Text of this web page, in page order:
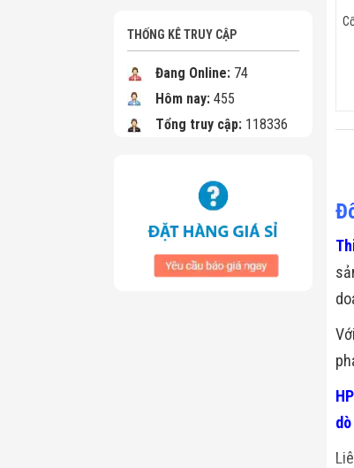
THỐNG KÊ TRUY CẬP
Đang Online: 74
Hôm nay: 455
Tổng truy cập: 118336